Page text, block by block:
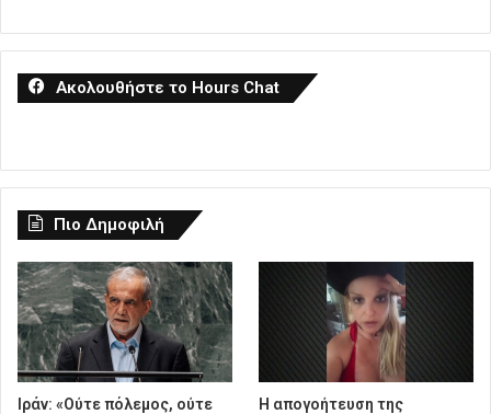
Ακολουθήστε το Hours Chat
Πιο Δημοφιλή
Ιράν: «Ούτε πόλεμος, ούτε
Η απογοήτευση της